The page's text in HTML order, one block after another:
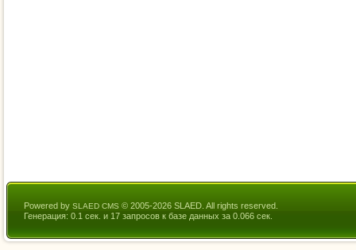
Powered by SLAED CMS © 2005-2026 SLAED. All rights reserved.
Генерация: 0.1 сек. и 17 запросов к базе данных за 0.066 сек.